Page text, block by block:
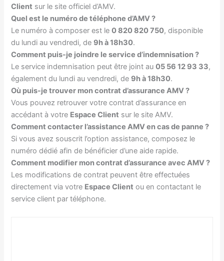
Client sur le site officiel d’AMV.
Quel est le numéro de téléphone d’AMV ?
Le numéro à composer est le0 820 820 750, disponible
du lundi au vendredi, de 9h à 18h30.
Comment puis-je joindre le service d’indemnisation ?
Le service indemnisation peut être joint au05 56 12 93 33,
également du lundi au vendredi, de 9h à 18h30.
Où puis-je trouver mon contrat d’assurance AMV ?
Vous pouvez retrouver votre contrat d’assurance en
accédant à votre Espace Client sur le site AMV.
Comment contacter l’assistance AMV en cas de panne ?
Si vous avez souscrit l’option assistance, composez le
numéro dédié afin de bénéficier d’une aide rapide.
Comment modifier mon contrat d’assurance avec AMV ?
Les modifications de contrat peuvent être effectuées
directement via votre Espace Client ou en contactant le
service client par téléphone.